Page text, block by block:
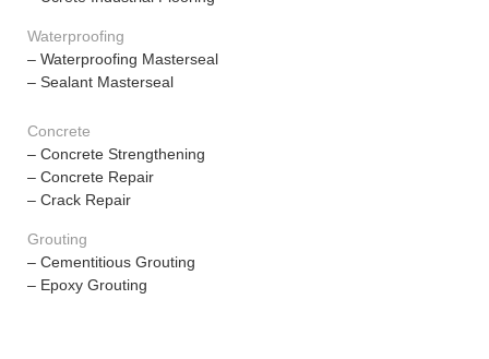
Waterproofing
– Waterproofing Masterseal
– Sealant Masterseal
Concrete
– Concrete Strengthening
– Concrete Repair
– Crack Repair
Grouting
– Cementitious Grouting
– Epoxy Grouting